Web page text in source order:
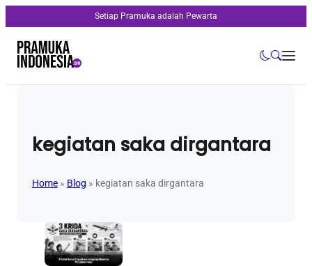
Setiap Pramuka adalah Pewarta
kegiatan saka dirgantara
Home» Blog » kegiatan saka dirgantara